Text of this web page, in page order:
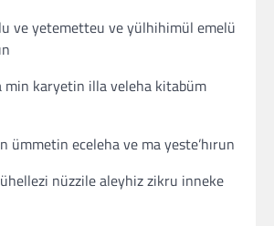
ve yetemetteu ve yülhihimül emelü
min karyetin illa veleha kitabüm
ümmetin eceleha ve ma yeste’hırun
nüzzile aleyhiz zikru inneke